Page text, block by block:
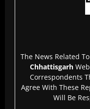
The News Related
Chhattisgarh
Correspondents
Agree With These
Will Be